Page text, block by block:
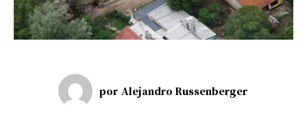
por Alejandro Russenberger